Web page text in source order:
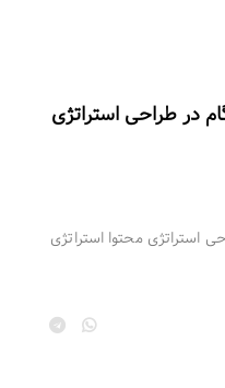
محتوا چیست؟ | بررسی ۷ گام در طراحی استراتژی
| بررسی ۷ گام در طراحی استراتژی محتوا استراتژی